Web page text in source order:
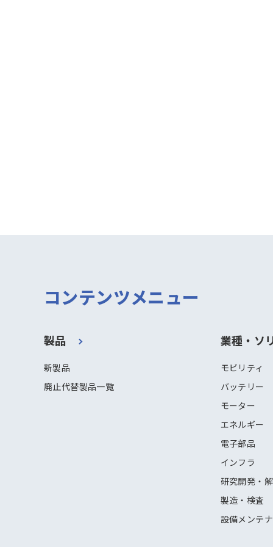
コンテンツメニュー
製品
新製品
廃止代替製品一覧
業種・ソ
モビリティ
バッテリー
モーター
エネルギー
電子部品
インフラ
研究開発・
製造・検査
設備メンテ